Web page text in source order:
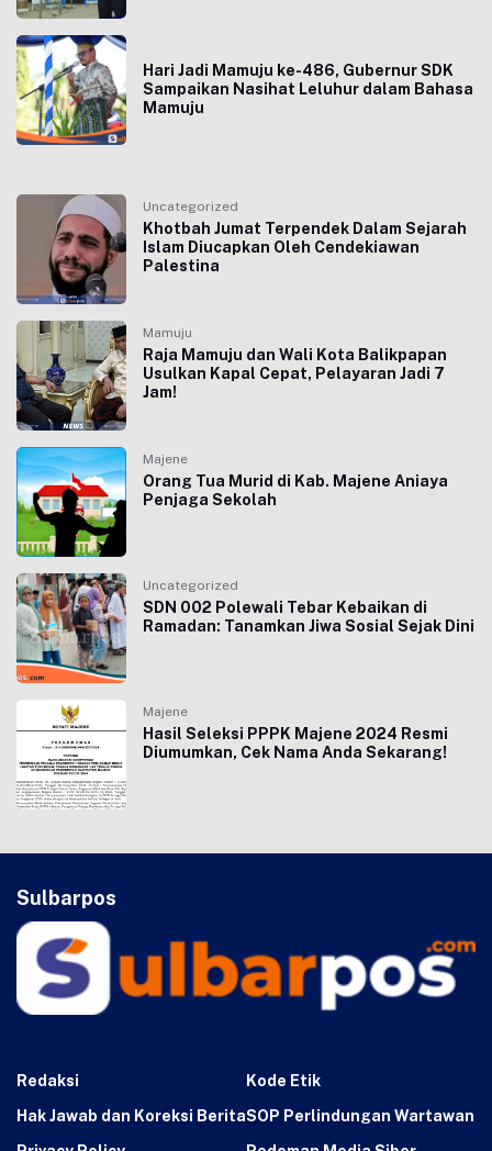
Hari Jadi Mamuju ke-486, Gubernur SDK
Sampaikan Nasihat Leluhur dalam Bahasa
Mamuju
Uncategorized
Khotbah Jumat Terpendek Dalam Sejarah
Islam Diucapkan Oleh Cendekiawan
Palestina
Mamuju
Raja Mamuju dan Wali Kota Balikpapan
Usulkan Kapal Cepat, Pelayaran Jadi 7
Jam!
Majene
Orang Tua Murid di Kab. Majene Aniaya
Penjaga Sekolah
Uncategorized
SDN 002 Polewali Tebar Kebaikan di
Ramadan: Tanamkan Jiwa Sosial Sejak Dini
Majene
Hasil Seleksi PPPK Majene 2024 Resmi
Diumumkan, Cek Nama Anda Sekarang!
Sulbarpos
Redaksi
Kode Etik
Hak Jawab dan Koreksi BeritaSOP Perlindungan Wartawan